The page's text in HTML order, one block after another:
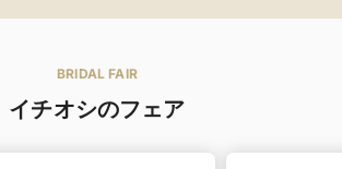
BRIDAL FAIR
イチオシのフェア